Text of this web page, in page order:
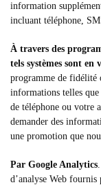
information
incluant téléphone,
À travers des
tels systèmes sont en
programme de fidélité
informations telles
de téléphone ou votre
demander des
une promotion que
Par Google Analytics
d’analyse Web